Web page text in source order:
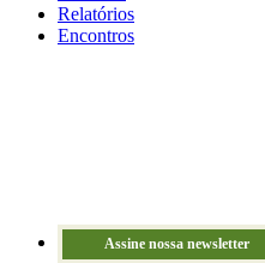
Relatórios
Encontros
Assine nossa newsletter